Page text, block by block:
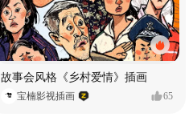
故事会风格《乡村爱情》插画
宝楠影视插画 65